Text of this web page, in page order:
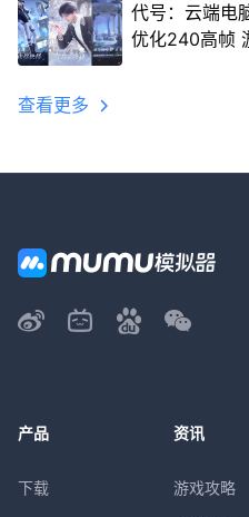
代号：云端电
优化240高帧
查看更多
产品
下载
资讯
游戏攻略